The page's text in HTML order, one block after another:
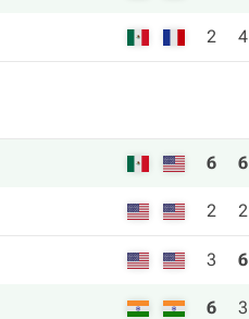
2 4
6 6
2 2
3 6
6 3